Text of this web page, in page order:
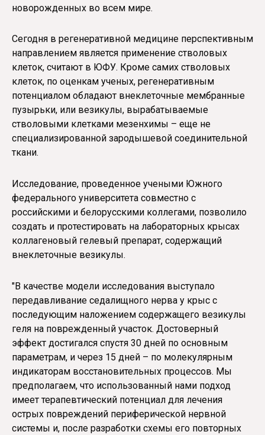
новорожденных во всем мире.
Сегодня в регенеративной медицине перспективным
направлением является применение стволовых
клеток, считают в ЮФУ. Кроме самих стволовых
клеток, по оценкам ученых, регенеративным
потенциалом обладают внеклеточные мембранные
пузырьки, или везикулы, вырабатываемые
стволовыми клетками мезенхимы – еще не
специализированной зародышевой соединительной
ткани.
Исследование, проведенное учеными Южного
федерального университета совместно с
российскими и белорусскими коллегами, позволило
создать и протестировать на лабораторных крысах
коллагеновый гелевый препарат, содержащий
внеклеточные везикулы.
"В качестве модели исследования выступало
передавливание седалищного нерва у крыс с
последующим наложением содержащего везикулы
геля на поврежденный участок. Достоверный
эффект достигался спустя 30 дней по основным
параметрам, и через 15 дней – по молекулярным
индикаторам восстановительных процессов. Мы
предполагаем, что использованный нами подход
имеет терапевтический потенциал для лечения
острых повреждений периферической нервной
системы и, после разработки схемы его повторных